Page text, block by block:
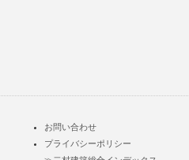
お問い合わせ
プライバシーポリシー